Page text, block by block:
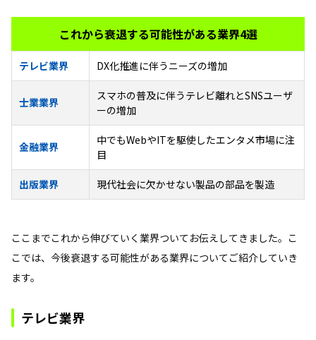
これから衰退する可能性がある業界4選
テレビ業界 DX化推進に伴うニーズの増加
士業業界
スマホの普及に伴うテレビ離れとSNSユーザ
ーの増加
金融業界
中でもWebやITを駆使したエンタメ市場に注
目
出版業界 現代社会に欠かせない製品の部品を製造
ここまでこれから伸びていく業界ついてお伝えしてきました。こ
こでは、今後衰退する可能性がある業界についてご紹介していき
ます。
テレビ業界